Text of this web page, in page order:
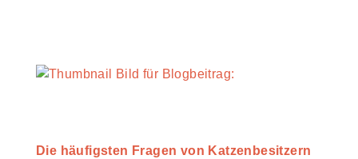
Die häufigsten Fragen von Katzenbesitzern